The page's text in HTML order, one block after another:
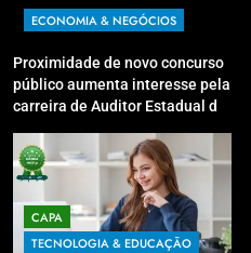
ECONOMIA & NEGÓCIOS
Proximidade de novo concurso
público aumenta interesse pela
carreira de Auditor Estadual de
Youtube irá sanar dúvidas
CAPA
TECNOLOGIA & EDUCAÇÃO